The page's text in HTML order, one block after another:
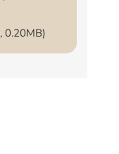
0.20MB)